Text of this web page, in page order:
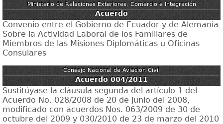
Ministerio de Relaciones Exteriores, Comercio e Integración
Acuerdo
Convenio entre el Gobierno de Ecuador y de Alemania
Sobre la Actividad Laboral de los Familiares de
Miembros de las Misiones Diplomáticas u Oficinas
Consulares
Consejo Nacional de Aviación Civil
Acuerdo 004/2011
Sustitúyase la cláusula segunda del artículo 1 del
Acuerdo No. 028/2008 de 20 de junio del 2008,
modificado con acuerdos Nos. 063/2009 de 30 de
octubre del 2009 y 030/2010 de 23 de marzo del 2010